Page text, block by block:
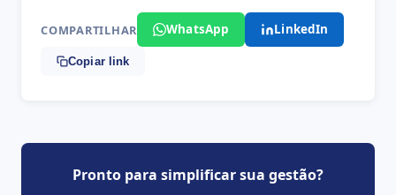
COMPARTILHAR WhatsApp LinkedIn
Copiar link
Pronto para simplificar sua gestão?